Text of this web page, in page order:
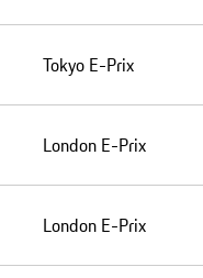
Tokyo E-Prix
London E-Prix
London E-Prix